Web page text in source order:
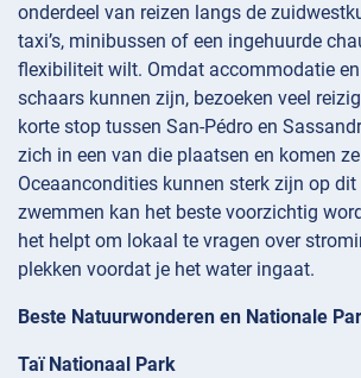
onderdeel van reizen langs de
taxi’s, minibussen of een ingehuurde
flexibiliteit wilt. Omdat accommodatie
schaars kunnen zijn, bezoeken veel
korte stop tussen San-Pédro en
zich in een van die plaatsen en komen
Oceaancondities kunnen sterk zijn op dit
zwemmen kan het beste voorzichtig
het helpt om lokaal te vragen over
plekken voordat je het water ingaat.
Beste Natuurwonderen en Nationale
Taï Nationaal Park